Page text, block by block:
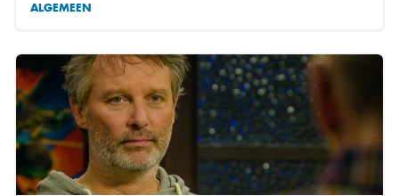
ALGEMEEN